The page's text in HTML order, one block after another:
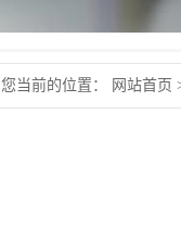
您当前的位置： 网站首页